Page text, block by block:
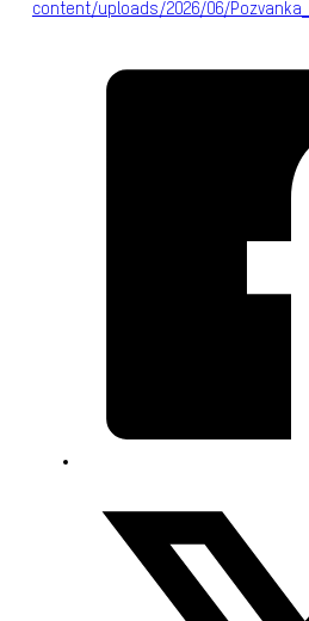
content/uploads/2026/06/